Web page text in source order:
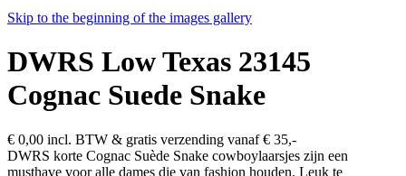
Skip to the beginning of the images gallery
DWRS Low Texas 23145
Cognac Suede Snake
€ 0,00 incl. BTW & gratis verzending vanaf € 35,-
DWRS korte Cognac Suède Snake cowboylaarsjes zijn een
musthave voor alle dames die van fashion houden. Leuk te